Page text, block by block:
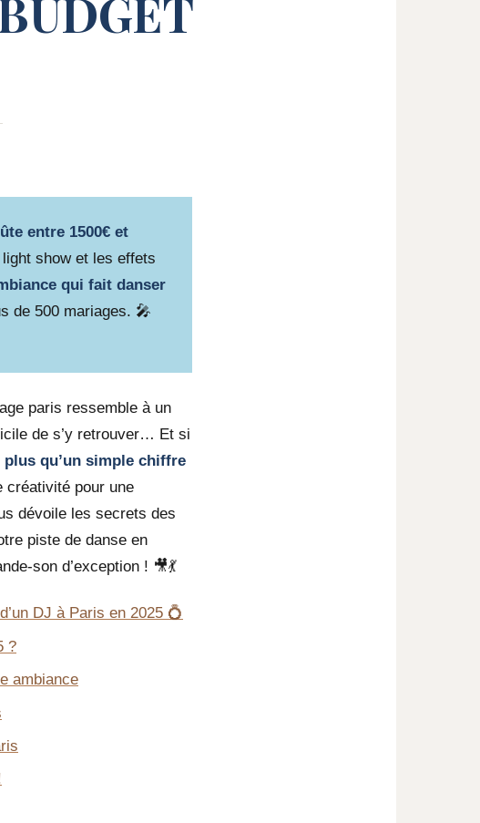
entre 1500€ et
show et les effets
qui fait danser
de 500 mariages. 🎤
paris ressemble à un
de s’y retrouver… Et si
qu’un simple chiffre
créativité pour une
dévoile les secrets des
piste de danse en
son d’exception ! 🎥💃
DJ à Paris en 2025 💍
?
ambiance